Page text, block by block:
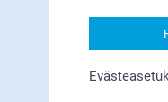
Bonusta kaikista